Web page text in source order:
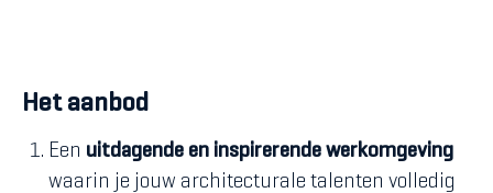
Het aanbod
Een uitdagende en inspirerende werkomgeving
waarin je jouw architecturale talenten volledig